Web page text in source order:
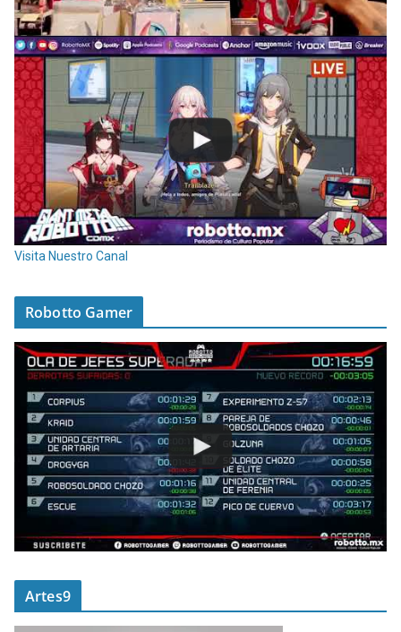
Visita Nuestro Canal
Robotto Gamer
Artes9